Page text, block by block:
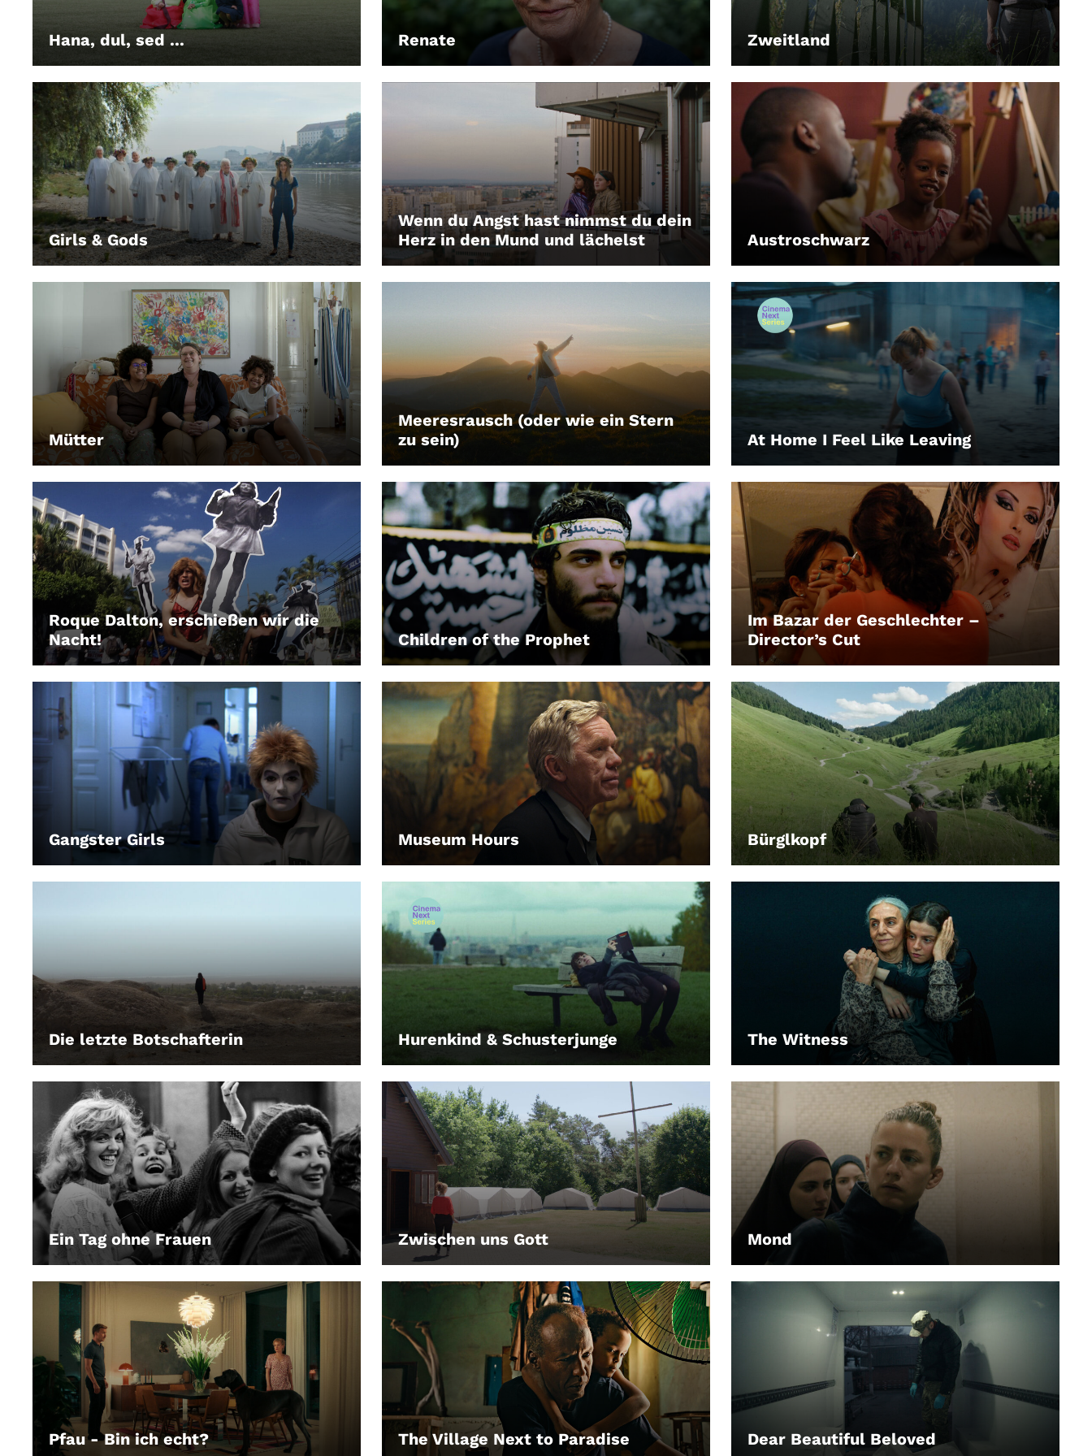
Gutscheine
& Filmpässe
Account
Suche
Hana, dul, sed ...
LEIHEN Renate
LEIHEN Zweitland
LEIHEN
Girls & Gods
LEIHEN
Wenn du Angst hast nimmst du dein
Herz in den Mund und lächelst
LEIHEN Austroschwarz
LEIHEN
Mütter
LEIHEN
Meeresrausch (oder wie ein Stern
zu sein)
LEIHEN At Home I Feel Like Leaving
LEIHEN
Roque Dalton, erschießen wir die
Nacht!
LEIHEN Children of the Prophet
LEIHEN
Im Bazar der Geschlechter –
Director’s Cut
LEIHEN
Gangster Girls
LEIHEN Museum Hours
LEIHEN Bürglkopf
LEIHEN
Die letzte Botschafterin
LEIHEN Hurenkind & Schusterjunge
LEIHEN The Witness
LEIHEN
Ein Tag ohne Frauen
LEIHEN Zwischen uns Gott
LEIHEN Mond
LEIHEN
Pfau - Bin ich echt?
LEIHEN The Village Next to Paradise
LEIHEN Dear Beautiful Beloved
LEIHEN